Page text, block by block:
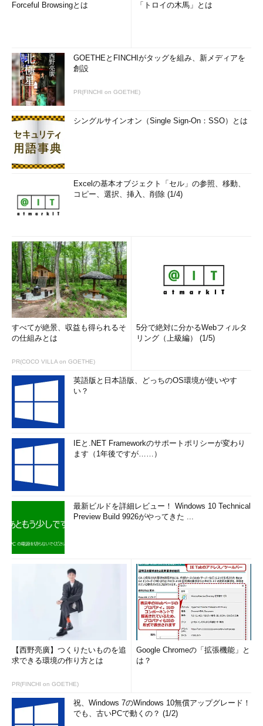
算術演算子の利用
Forceful Browsingとは 「トロイの木馬」とは
GOETHEとFINCHIがタッグを組み、新メディアを
創設
PR(FINCHI on GOETHE)
シングルサインオン（Single Sign-On：SSO）とは
Excelの基本オブジェクト「セル」の参照、移動、
コピー、選択、挿入、削除 (1/4)
すべてが絶景、収益も得られるそ
の仕組みとは
PR(COCO VILLA on GOETHE)
5分で絶対に分かるWebフィルタ
リング（上級編） (1/5)
英語版と日本語版、どっちのOS環境が使いやす
い？
IEと.NET Frameworkのサポートポリシーが変わり
ます（1年後ですが……）
最新ビルドを詳細レビュー！ Windows 10 Technical
Preview Build 9926がやってきた ...
【西野亮廣】つくりたいものを追
求できる環境の作り方とは
PR(FINCHI on GOETHE)
Google Chromeの「拡張機能」と
は？
祝、Windows 7のWindows 10無償アップグレード！
でも、古いPCで動くの？ (1/2)